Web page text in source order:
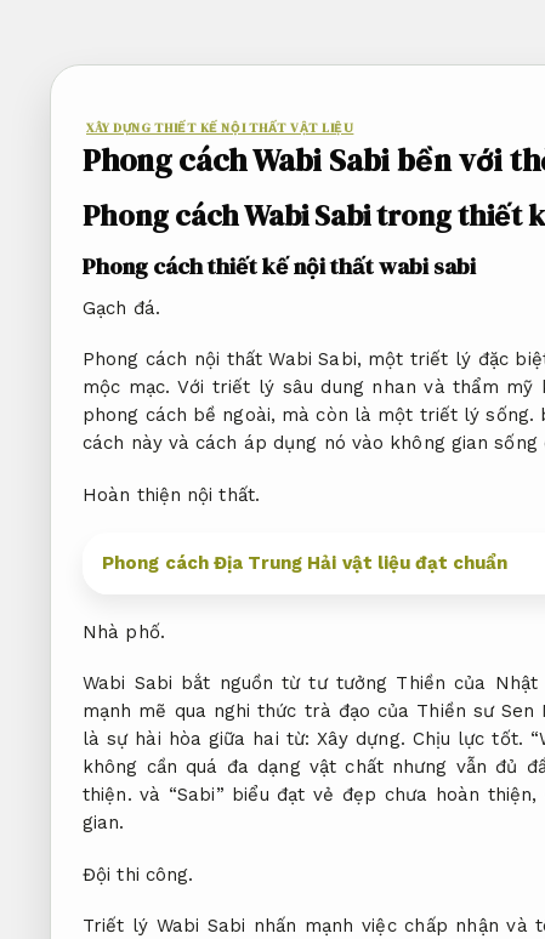
XÂY DỰNG THIẾT KẾ NỘI THẤT VẬT LIỆU
Phong cách Wabi Sabi bền với
Phong cách Wabi Sabi trong thiết
Phong cách thiết kế nội thất wabi sabi
Gạch đá.
Phong cách nội thất Wabi Sabi, một triết lý đặc
mộc mạc. Với triết lý sâu dung nhan và thẩm
phong cách bề ngoài, mà còn là một triết lý sống.
cách này và cách áp dụng nó vào không gian sống
Hoàn thiện nội thất.
Phong cách Địa Trung Hải vật liệu đạt chuẩn
Nhà phố.
Wabi Sabi bắt nguồn từ tư tưởng Thiền của Nhật
mạnh mẽ qua nghi thức trà đạo của Thiền sư Sen
là sự hài hòa giữa hai từ: Xây dựng. Chịu lực tốt.
không cần quá đa dạng vật chất nhưng vẫn đủ
thiện. và “Sabi” biểu đạt vẻ đẹp chưa hoàn thiện,
gian.
Đội thi công.
Triết lý Wabi Sabi nhấn mạnh việc chấp nhận và